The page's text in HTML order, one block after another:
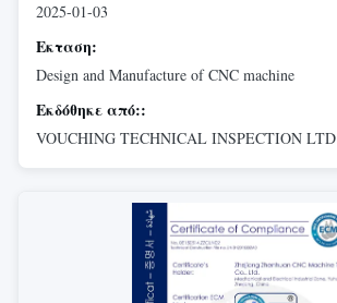
2025-01-03
Εκταση:
Design and Manufacture of CNC machine
Εκδόθηκε από::
VOUCHING TECHNICAL INSPECTION LTD